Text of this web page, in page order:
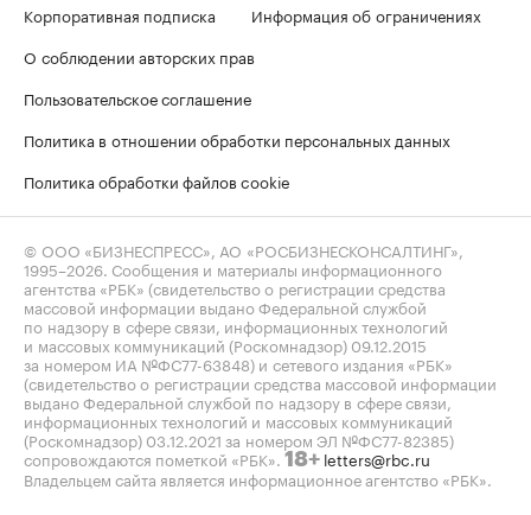
Корпоративная подписка
Информация об ограничениях
О соблюдении авторских прав
Пользовательское соглашение
Политика в отношении обработки персональных данных
Политика обработки файлов cookie
© ООО «БИЗНЕСПРЕСС», АО «РОСБИЗНЕСКОНСАЛТИНГ»,
1995–2026 . Сообщения и материалы информационного
агентства «РБК» (свидетельство о регистрации средства
массовой информации выдано Федеральной службой
по надзору в сфере связи, информационных технологий
и массовых коммуникаций (Роскомнадзор) 09.12.2015
за номером ИА №ФС77-63848) и сетевого издания «РБК»
(свидетельство о регистрации средства массовой информации
выдано Федеральной службой по надзору в сфере связи,
информационных технологий и массовых коммуникаций
(Роскомнадзор) 03.12.2021 за номером ЭЛ №ФС77-82385)
сопровождаются пометкой «РБК». 18+ letters@rbc.ru
Владельцем сайта является информационное агентство «РБК».